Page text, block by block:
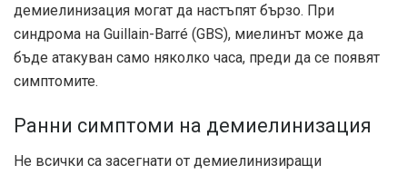
демиелинизация могат да настъпят бързо. При
синдрома на Guillain-Barré (GBS), миелинът може да
бъде атакуван само няколко часа, преди да се появят
симптомите.
Ранни симптоми на демиелинизация
Не всички са засегнати от демиелинизиращи